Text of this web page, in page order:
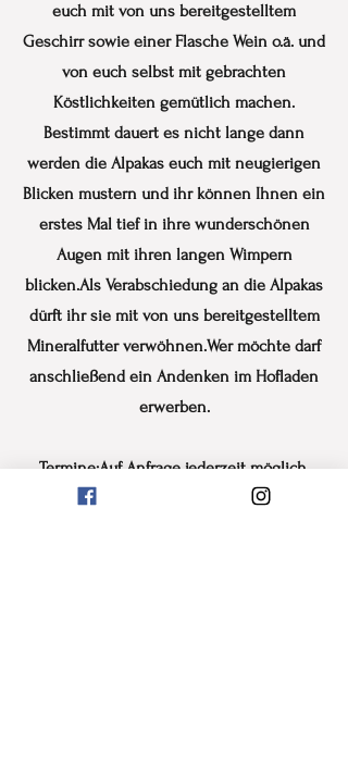
euch mit von uns bereitgestelltem
Geschirr sowie einer Flasche Wein o.ä. und
von euch selbst mit gebrachten
Köstlichkeiten gemütlich machen.
Bestimmt dauert es nicht lange dann
werden die Alpakas euch mit neugierigen
Blicken mustern und ihr können Ihnen ein
erstes Mal tief in ihre wunderschönen
Augen mit ihren langen Wimpern
blicken.Als Verabschiedung an die Alpakas
dürft ihr sie mit von uns bereitgestelltem
Mineralfutter verwöhnen.Wer möchte darf
anschließend ein Andenken im Hofladen
erwerben.
Termine:Auf Anfrage jederzeit möglich.